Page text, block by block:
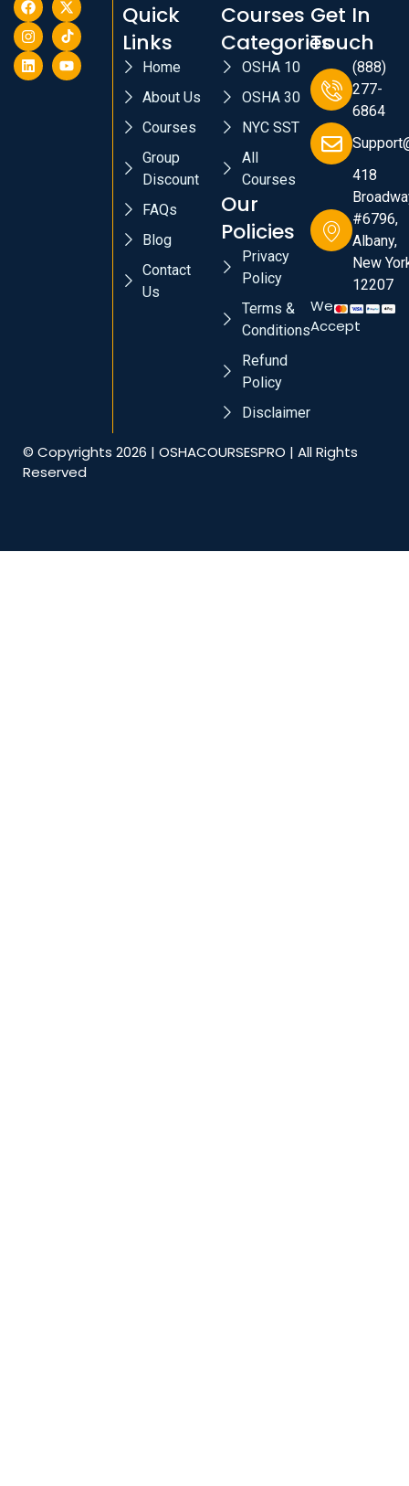
Quick
Links
Home
About Us
Courses
Group
Discount
FAQs
Blog
Contact
Us
Courses
Categories
OSHA 10
OSHA 30
NYC SST
All
Courses
Our
Policies
Privacy
Policy
Terms &
Conditions
Refund
Policy
Disclaimer
Get In
Touch
(888)
277-
6864
418
#6796,
Albany,
New
12207
We
Accept
© Copyrights 2026 | OSHACOURSESPRO | All Rights
Reserved